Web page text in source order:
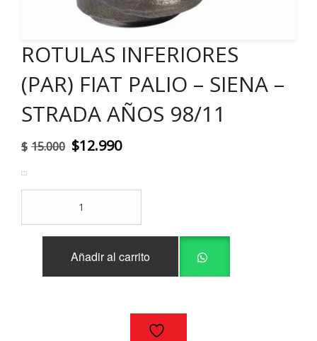
ROTULAS INFERIORES
(PAR) FIAT PALIO – SIENA –
STRADA AÑOS 98/11
$ 15.000 El
original
era:
$15.000.
$12.990El
actual
$12.990.
(PAR)
Añadir al carrito